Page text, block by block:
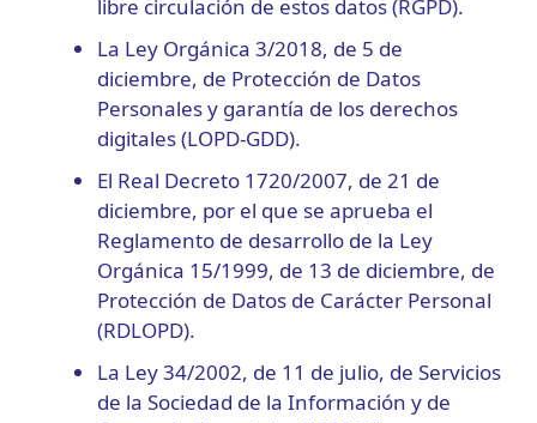
libre circulación de estos datos (RGPD).
La Ley Orgánica 3/2018, de 5 de
diciembre, de Protección de Datos
Personales y garantía de los derechos
digitales (LOPD-GDD).
El Real Decreto 1720/2007, de 21 de
diciembre, por el que se aprueba el
Reglamento de desarrollo de la Ley
Orgánica 15/1999, de 13 de diciembre, de
Protección de Datos de Carácter Personal
(RDLOPD).
La Ley 34/2002, de 11 de julio, de Servicios
de la Sociedad de la Información y de